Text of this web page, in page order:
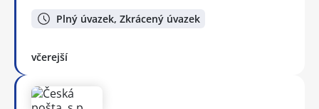
Plný úvazek, Zkrácený úvazek
včerejší